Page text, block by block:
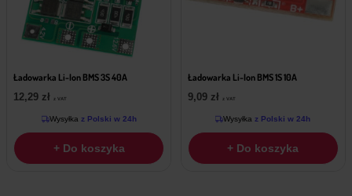
Ładowarka Li-Ion BMS 3S 40A
12,29 zł z VAT
Wysyłka z Polski w 24h
+ Do koszyka
Ładowarka Li-Ion BMS 1S 10A
9,09 zł z VAT
Wysyłka z Polski w 24h
+ Do koszyka